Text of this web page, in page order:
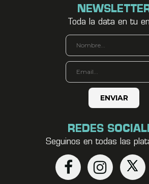
Toda la data en tu
REDES
Seguinos en todas las